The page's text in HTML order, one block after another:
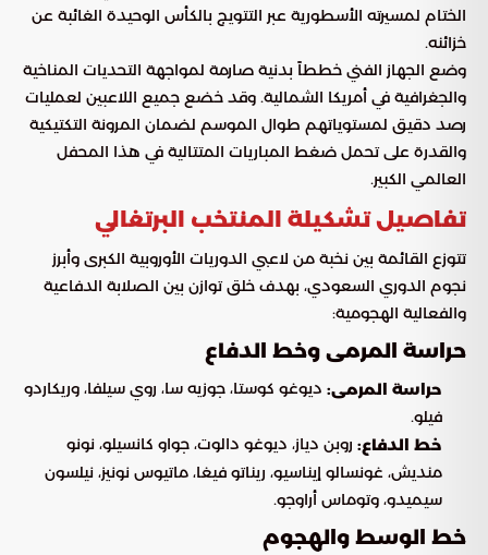
الختام لمسيرته الأسطورية عبر التتويج بالكأس الوحيدة الغائبة عن
خزائنه.
وضع الجهاز الفني خططاً بدنية صارمة لمواجهة التحديات المناخية
والجغرافية في أمريكا الشمالية. وقد خضع جميع اللاعبين لعمليات
رصد دقيق لمستوياتهم طوال الموسم لضمان المرونة التكتيكية
والقدرة على تحمل ضغط المباريات المتتالية في هذا المحفل
العالمي الكبير.
تفاصيل تشكيلة المنتخب البرتغالي
تتوزع القائمة بين نخبة من لاعبي الدوريات الأوروبية الكبرى وأبرز
نجوم الدوري السعودي، بهدف خلق توازن بين الصلابة الدفاعية
والفعالية الهجومية:
حراسة المرمى وخط الدفاع
حراسة المرمى: ديوغو كوستا، جوزيه سا، روي سيلفا، وريكاردو
فيلو.
خط الدفاع: روبن دياز، ديوغو دالوت، جواو كانسيلو، نونو
منديش، غونسالو إيناسيو، ريناتو فيغا، ماتيوس نونيز، نيلسون
سيميدو، وتوماس أراوجو.
خط الوسط والهجوم